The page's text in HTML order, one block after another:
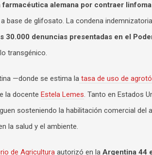
farmacéutica alemana por contraer
base de glifosato. La condena
30.000 denuncias presentadas en el
transgénico.
—donde se estima la tasa de uso de
la docente Estela Lemes. Tanto en Estados
sosteniendo la habilitación comercial
la salud y el ambiente.
de Agricultura autorizó en la Argentina 44